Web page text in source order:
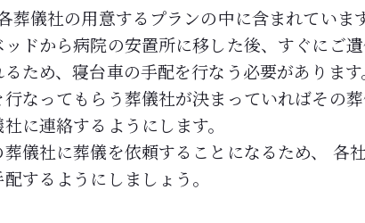
儀社の用意するプランの中に含まれています
ドから病院の安置所に移した後、すぐにご
ため、寝台車の手配を行なう必要があります
なってもらう葬儀社が決まっていればその
に連絡するようにします。
儀社に葬儀を依頼することになるため、 各
するようにしましょう。